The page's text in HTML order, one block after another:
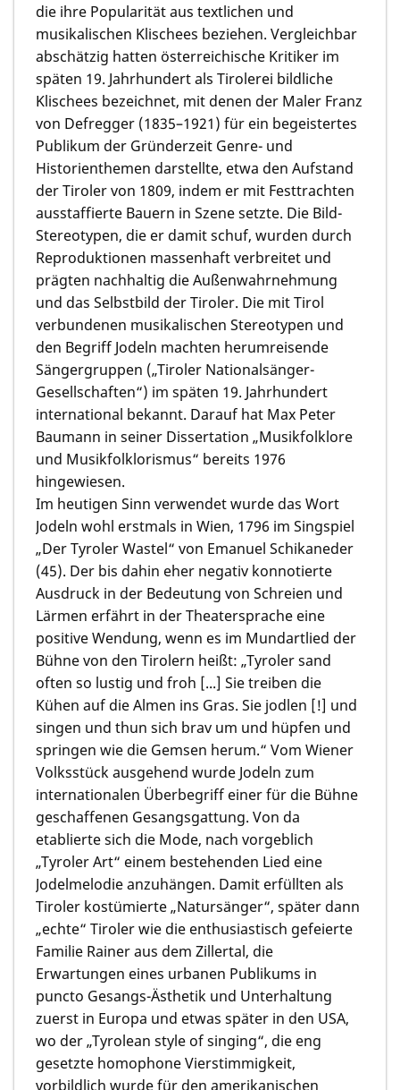
die ihre Popularität aus textlichen und
musikalischen Klischees beziehen. Vergleichbar
abschätzig hatten österreichische Kritiker im
späten 19. Jahrhundert als Tirolerei bildliche
Klischees bezeichnet, mit denen der Maler Franz
von Defregger (1835–1921) für ein begeistertes
Publikum der Gründerzeit Genre- und
Historienthemen darstellte, etwa den Aufstand
der Tiroler von 1809, indem er mit Festtrachten
ausstaffierte Bauern in Szene setzte. Die Bild-
Stereotypen, die er damit schuf, wurden durch
Reproduktionen massenhaft verbreitet und
prägten nachhaltig die Außenwahrnehmung
und das Selbstbild der Tiroler. Die mit Tirol
verbundenen musikalischen Stereotypen und
den Begriff Jodeln machten herumreisende
Sängergruppen („Tiroler Nationalsänger-
Gesellschaften“) im späten 19. Jahrhundert
international bekannt. Darauf hat Max Peter
Baumann in seiner Dissertation „Musikfolklore
und Musikfolklorismus“ bereits 1976
hingewiesen.
Im heutigen Sinn verwendet wurde das Wort
Jodeln wohl erstmals in Wien, 1796 im Singspiel
„Der Tyroler Wastel“ von Emanuel Schikaneder
(45). Der bis dahin eher negativ konnotierte
Ausdruck in der Bedeutung von Schreien und
Lärmen erfährt in der Theatersprache eine
positive Wendung, wenn es im Mundartlied der
Bühne von den Tirolern heißt: „Tyroler sand
often so lustig und froh [...] Sie treiben die
Kühen auf die Almen ins Gras. Sie jodlen [!] und
singen und thun sich brav um und hüpfen und
springen wie die Gemsen herum.“ Vom Wiener
Volksstück ausgehend wurde Jodeln zum
internationalen Überbegriff einer für die Bühne
geschaffenen Gesangsgattung. Von da
etablierte sich die Mode, nach vorgeblich
„Tyroler Art“ einem bestehenden Lied eine
Jodelmelodie anzuhängen. Damit erfüllten als
Tiroler kostümierte „Natursänger“, später dann
„echte“ Tiroler wie die enthusiastisch gefeierte
Familie Rainer aus dem Zillertal, die
Erwartungen eines urbanen Publikums in
puncto Gesangs-Ästhetik und Unterhaltung
zuerst in Europa und etwas später in den USA,
wo der „Tyrolean style of singing“, die eng
gesetzte homophone Vierstimmigkeit,
vorbildlich wurde für den amerikanischen